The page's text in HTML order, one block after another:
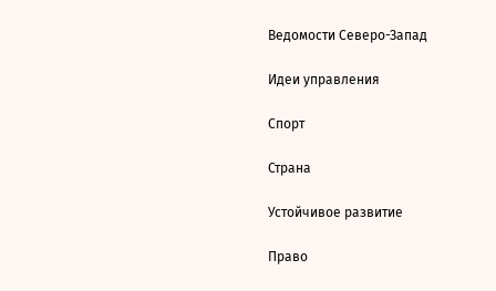
Ведомости Северо-Запад
Идеи управления
Спорт
Страна
Устойчивое развитие
Право